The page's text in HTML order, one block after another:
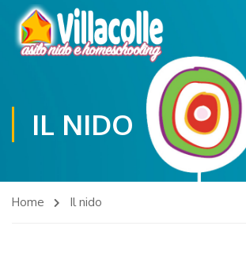
IL NIDO
Home Il nido